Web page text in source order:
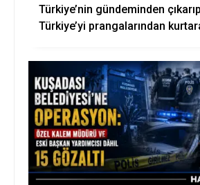
Türkiye’nin gündeminden
Türkiye’yi prangalarından